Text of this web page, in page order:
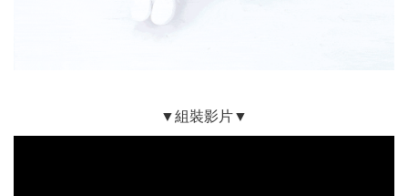
▼組裝影片▼